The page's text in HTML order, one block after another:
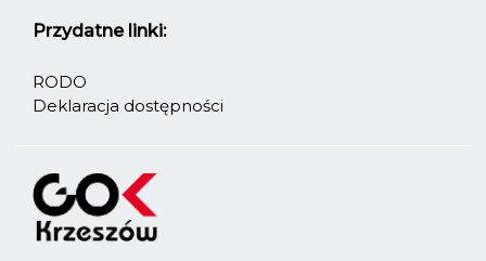
Przydatne linki:
RODO
Deklaracja dostępności